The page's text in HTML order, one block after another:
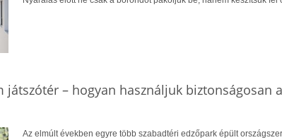
játszótér – hogyan használjuk biztonságosan
Az elmúlt években egyre több szabadtéri edzőpark épült